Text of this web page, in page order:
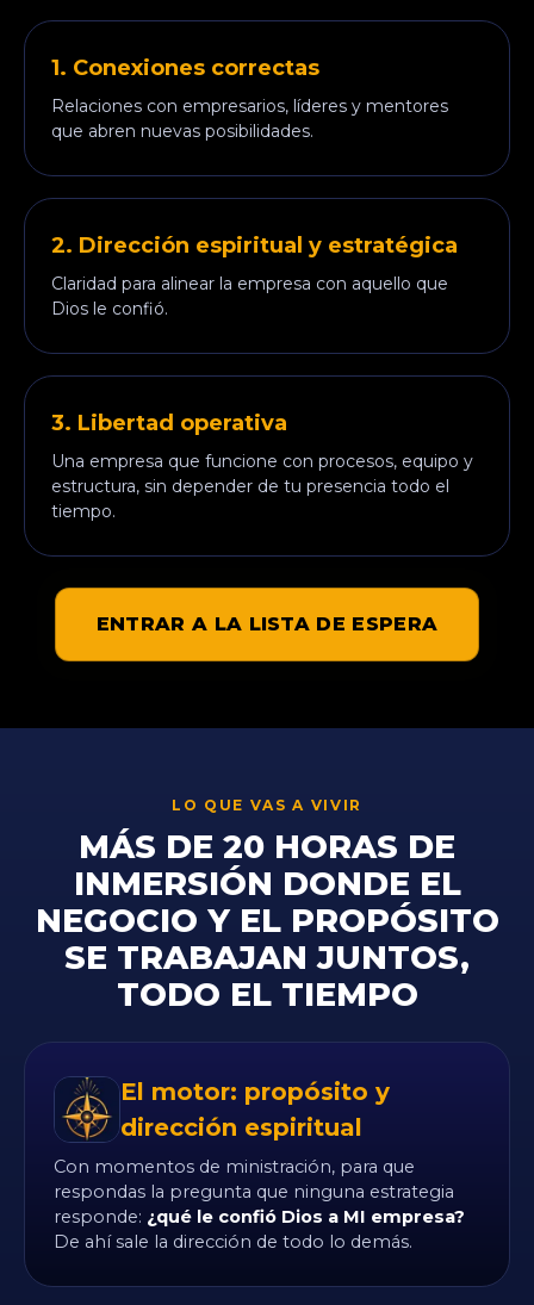
1. Conexiones correctas
Relaciones con empresarios, líderes y mentores
que abren nuevas posibilidades.
2. Dirección espiritual y estratégica
Claridad para alinear la empresa con aquello que
Dios le confió.
3. Libertad operativa
Una empresa que funcione con procesos, equipo y
estructura, sin depender de tu presencia todo el
tiempo.
ENTRAR A LA LISTA DE ESPERA
LO QUE VAS A VIVIR
MÁS DE 20 HORAS DE
INMERSIÓN DONDE EL
NEGOCIO Y EL PROPÓSITO
SE TRABAJAN JUNTOS,
TODO EL TIEMPO
El motor: propósito y
dirección espiritual
Con momentos de ministración, para que
respondas la pregunta que ninguna estrategia
responde: ¿qué le confió Dios a MI empresa?
De ahí sale la dirección de todo lo demás.